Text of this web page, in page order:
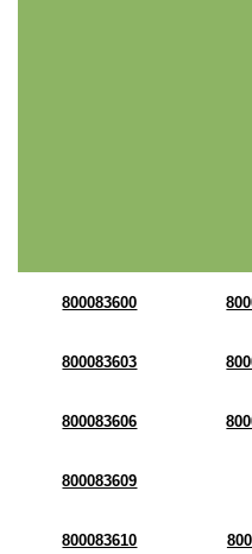
800083600
800083603
800083606
800083609
800083610